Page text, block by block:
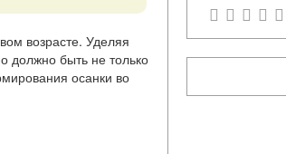
возрасте. Уделяя
должно быть не только
осанки во